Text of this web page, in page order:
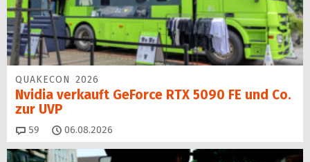
QUAKECON 2026
Nvidia verkauft GeForce RTX 5090 FE und Co.
zur UVP
59 Kommentare
06.08.2026